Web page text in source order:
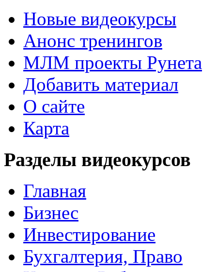
Новые видеокурсы
Анонс тренингов
МЛМ проекты Рунета
Добавить материал
О сайте
Карта
Разделы видеокурсов
Главная
Бизнес
Инвестирование
Бухгалтерия, Право